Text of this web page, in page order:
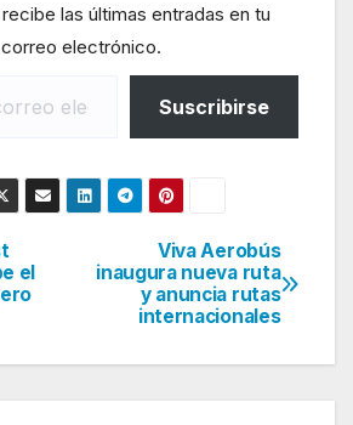
las últimas entradas en tu
correo electrónico.
Suscribirse
Viva Aerobús
inaugura nueva ruta
y anuncia rutas
internacionales
el